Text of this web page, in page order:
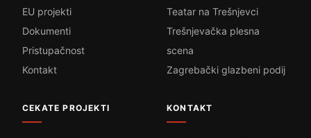
EU projekti
Dokumenti
Pristupačnost
Kontakt
Teatar na Trešnjevci
Trešnjevačka plesna
scena
Zagrebački glazbeni podij
CEKATE PROJEKTI KONTAKT